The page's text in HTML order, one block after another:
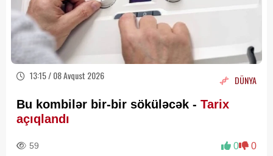
13:15 / 08 Avqust 2026 DÜNYA
Bu kombilər bir-bir söküləcək - Tarix
açıqlandı
59 0 0